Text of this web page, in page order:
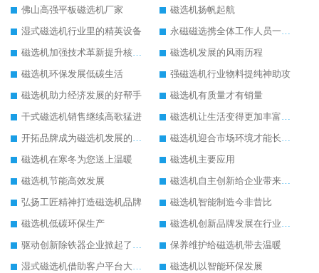
佛山高强平板磁选机厂家
磁选机扬帆起航
湿式磁选机行业里的精英设备
永磁磁选携全体工作人员一起闯
磁选机加强技术革新提升核心竞争力
磁选机发展的风雨历程
磁选机环保发展低碳生活
强磁选机行业物料提纯神助攻
磁选机助力经济发展的好帮手
磁选机有质量才有销量
干式磁选机销售继续高歌猛进
磁选机让生活变得更加丰富多彩
开拓品牌成为磁选机发展的有效武器
磁选机迎合市场环境才能长远发展
磁选机在寒冬为您送上温暖
磁选机主要应用
磁选机节能高效发展
磁选机自主创新给企业带来了阳光
弘扬工匠精神打造磁选机品牌
磁选机智能制造今非昔比
磁选机低碳环保生产
磁选机创新品牌发展在行业的顶端
驱动创新除铁器企业掀起了发展风暴
保养维护给磁选机带去温暖
湿式磁选机借助客户平台大放异彩
磁选机以智能环保发展